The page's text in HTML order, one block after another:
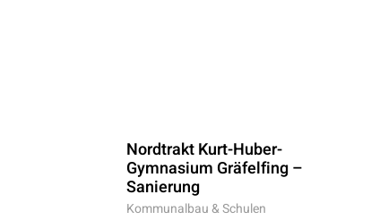
Nordtrakt Kurt-Huber-
Gymnasium Gräfelfing –
Sanierung
Kommunalbau & Schulen